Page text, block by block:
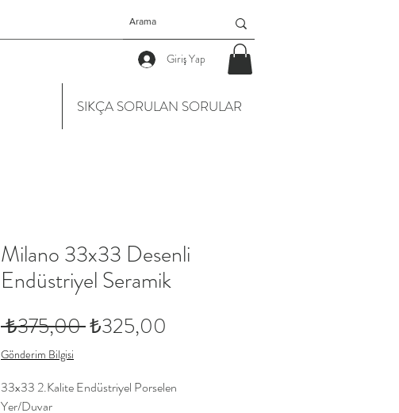
Giriş Yap
SIKÇA SORULAN SORULAR
Milano 33x33 Desenli
Endüstriyel Seramik
₺375,00 Normal
₺325,00
Gönderim Bilgisi
33x33 2.Kalite Endüstriyel Porselen
Yer/Duvar